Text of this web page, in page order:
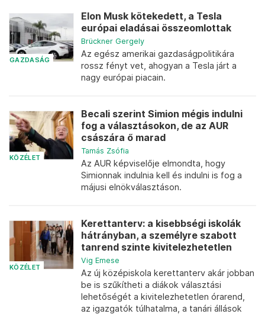
GAZDASÁG
Elon Musk kötekedett, a Tesla
európai eladásai összeomlottak
Brückner Gergely
Az egész amerikai gazdaságpolitikára
rossz fényt vet, ahogyan a Tesla járt a
nagy európai piacain.
KÖZÉLET
Becali szerint Simion mégis indulni
fog a választásokon, de az AUR
császára ő marad
Tamás Zsófia
Az AUR képviselője elmondta, hogy
Simionnak indulnia kell és indulni is fog a
májusi elnökválasztáson.
KÖZÉLET
Kerettanterv: a kisebbségi iskolák
hátrányban, a személyre szabott
tanrend szinte kivitelezhetetlen
Vig Emese
Az új középiskola kerettanterv akár jobban
be is szűkítheti a diákok választási
lehetőségét a kivitelezhetetlen órarend,
az igazgatók túlhatalma, a tanári állások